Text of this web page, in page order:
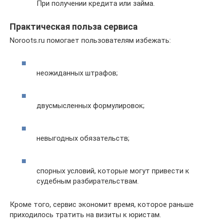
При получении кредита или займа.
Практическая польза сервиса
Noroots.ru помогает пользователям избежать:
неожиданных штрафов;
двусмысленных формулировок;
невыгодных обязательств;
спорных условий, которые могут привести к
судебным разбирательствам.
Кроме того, сервис экономит время, которое раньше
приходилось тратить на визиты к юристам.